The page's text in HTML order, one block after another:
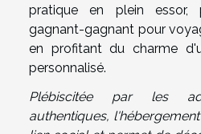
pratique en plein essor,
gagnant-gagnant pour
en profitant du charme
personnalisé.
Plébiscitée par les
authentiques,